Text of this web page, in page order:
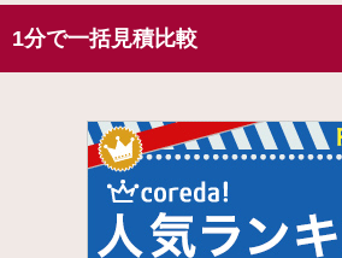
1分で一括見積比較